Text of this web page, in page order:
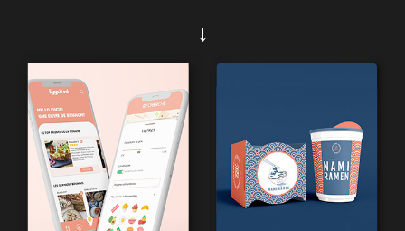
NAMI RAMEN
→
CUSQUEÑA